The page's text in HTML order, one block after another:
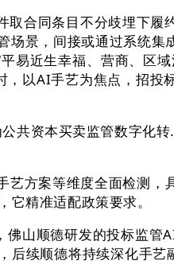
同条目不分歧埋下履
景，间接或通过系统
近生幸福、营商、区
以AI手艺为焦点，招投
资本买卖监管数字化
案等维度全面检测，
它精准适配政策要求。
顺德研发的投标监管
续顺德将持续深化手